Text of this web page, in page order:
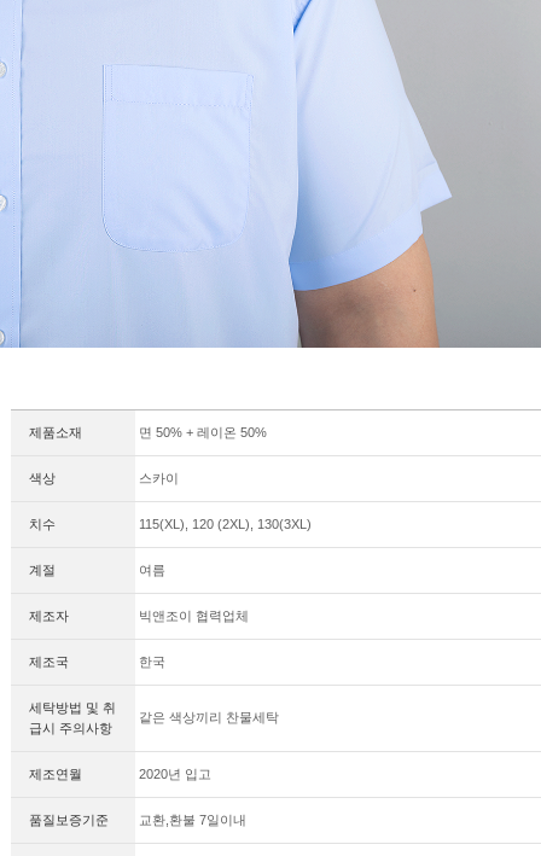
제품소재 면 50% + 레이온 50%
색상 스카이
치수 115(XL), 120 (2XL), 130(3XL)
계절 여름
제조자 빅앤조이 협력업체
제조국 한국
세탁방법 및 취
급시 주의사항
같은 색상끼리 찬물세탁
제조연월 2020년 입고
품질보증기준 교환,환불 7일이내